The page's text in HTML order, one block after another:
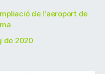
de l'aeroport de
de 2020